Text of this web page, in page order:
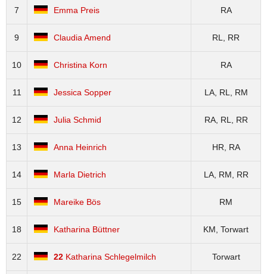
7 Emma Preis RA
9 Claudia Amend RL, RR
10 Christina Korn RA
11 Jessica Sopper LA, RL, RM
12 Julia Schmid RA, RL, RR
13 Anna Heinrich HR, RA
14 Marla Dietrich LA, RM, RR
15 Mareike Bös RM
18 Katharina Büttner KM, Torwart
22 22Katharina Schlegelmilch Torwart